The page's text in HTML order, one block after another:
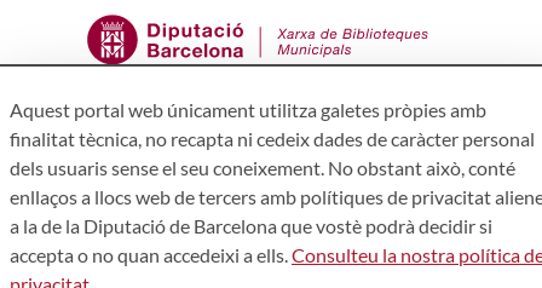
Àrea de Cultura – Gerència de Serveis de Biblioteques. Zamora,
73. 08018 Barcelona. Tel: 934 022 241
Aquest portal web únicament utilitza galetes pròpies amb
finalitat tècnica, no recapta ni cedeix dades de caràcter personal
dels usuaris sense el seu coneixement. No obstant això, conté
enllaços a llocs web de tercers amb polítiques de privacitat
a la de la Diputació de Barcelona que vostè podrà decidir si
accepta o no quan accedeixi a ells.Consulteu la nostra política